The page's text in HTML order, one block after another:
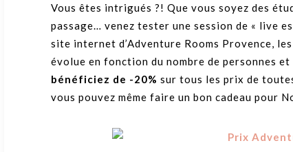
Vous êtes intrigués ?! Que vous soyez des
passage… venez tester une session de « live
site internet d’Adventure Rooms Provence,
évolue en fonction du nombre de personnes et
bénéficiez de -20% sur tous les prix de
vous pouvez même faire un bon cadeau pour